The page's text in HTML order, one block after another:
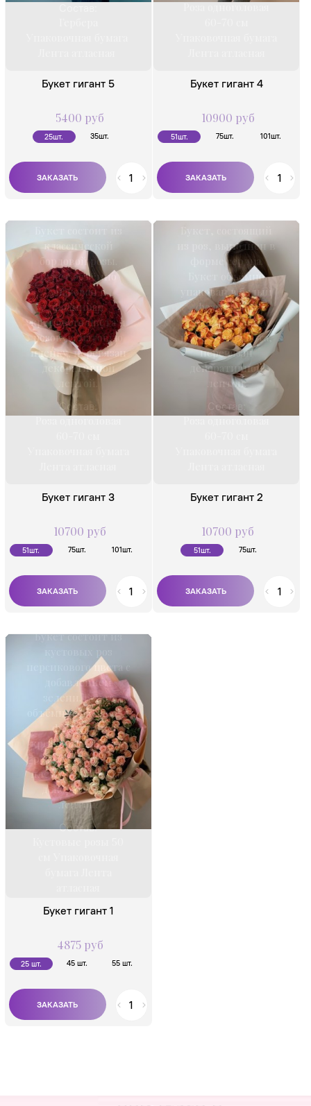
Букет гигант 5
5400 руб
25шт. 35шт.
Букет гигант 4
10900 руб
51шт. 75шт. 101шт.
классической
бордовой розы.
Букет объёмно
упакован в
фоамиран
кремового цвета и
розовую матовую
пленку, перевязан
декоративной
лентой.
Состав:
Букет гигант 3
10700 руб
51шт. 75шт. 101шт.
из роз, выполнен в
форме сердца.
Букет объёмно
упакован в белый
фоамиран и
матовую пленку
кофейного цвета,
перевязан
декоративной
лентой.
Состав:
Букет гигант 2
10700 руб
51шт. 75шт.
Букет состоит из
персикового цвета с
добавлением
зелени. Букет
объёмно упакован в
фоамиран
кремового цвета и
розовую матовую
плёнку, перевязан
декоративной
лентой.
Состав:
Букет гигант 1
4875 руб
25 шт. 45 шт. 55 шт.